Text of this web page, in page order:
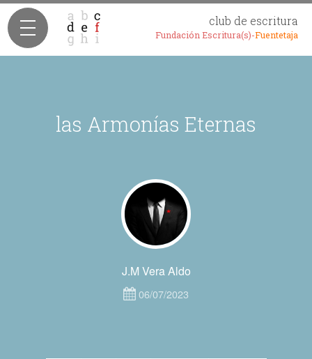
club de escritura
Fundación Escritura(s)-Fuentetaja
las Armonías Eternas
J.M Vera Aldo
06/07/2023